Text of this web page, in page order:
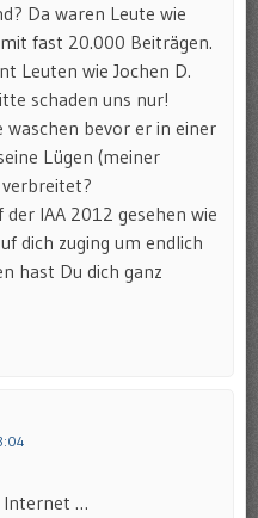
Da waren Leute wie
fast 20.000 Beiträgen.
Leuten wie Jochen D.
schaden uns nur!
waschen bevor er in einer
Lügen (meiner
verbreitet?
IAA 2012 gesehen wie
dich zuging um endlich
hast Du dich ganz
Internet …